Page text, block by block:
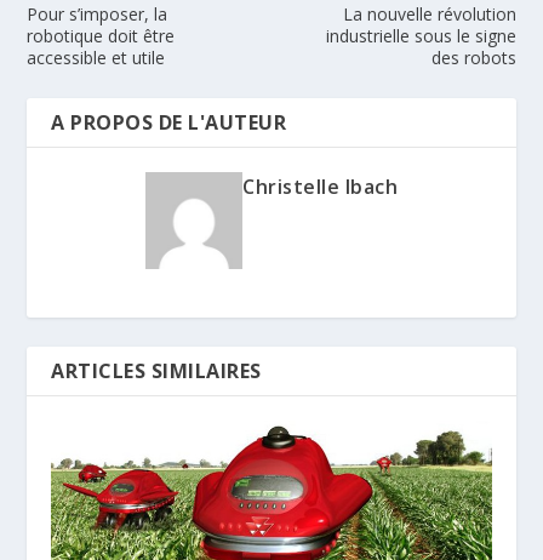
Pour s’imposer, la
robotique doit être
accessible et utile
La nouvelle révolution
industrielle sous le signe
des robots
A PROPOS DE L'AUTEUR
Christelle Ibach
ARTICLES SIMILAIRES